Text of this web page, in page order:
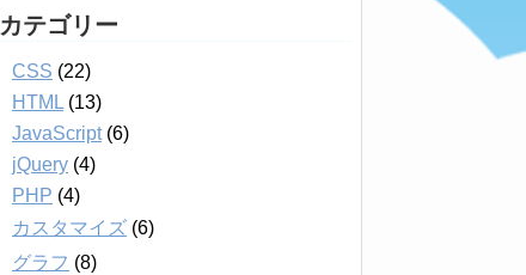
カテゴリー
CSS (22)
HTML (13)
JavaScript(6)
jQuery (4)
PHP (4)
カスタマイズ (6)
グラフ (8)